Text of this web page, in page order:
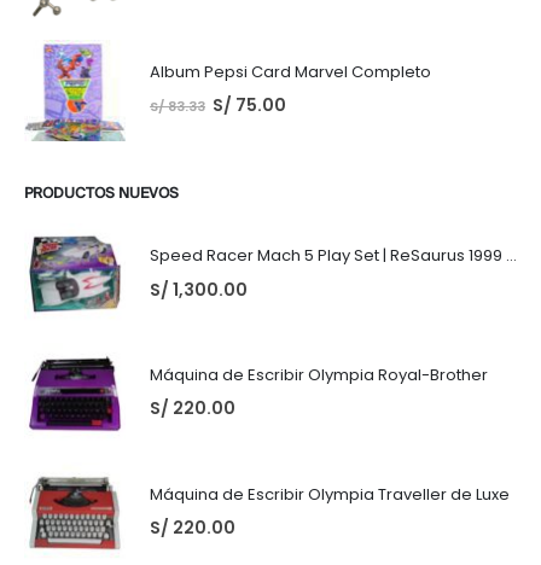
Album Pepsi Card Marvel Completo
S/83.33 S/ 75.00
PRODUCTOS NUEVOS
Speed Racer Mach 5 Play Set | ReSaurus 1999 | Meteoro
S/ 1,300.00
Máquina de Escribir Olympia Royal-Brother
S/ 220.00
Máquina de Escribir Olympia Traveller de Luxe
S/ 220.00